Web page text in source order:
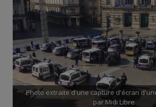
Photo extraite d'une capture d'écran
par Midi Libre